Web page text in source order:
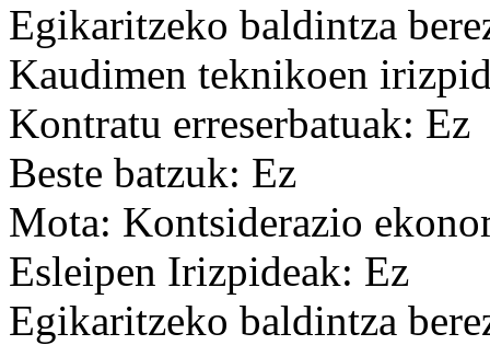
Egikaritzeko baldintza
Kaudimen teknikoen
Kontratu erreserbatuak: Ez
Beste batzuk: Ez
Mota: Kontsiderazio
Esleipen Irizpideak: Ez
Egikaritzeko baldintza